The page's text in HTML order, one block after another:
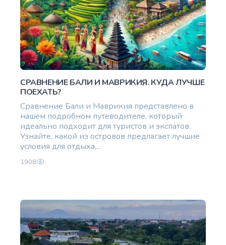
СРАВНЕНИЕ БАЛИ И МАВРИКИЯ. КУДА ЛУЧШЕ
ПОЕХАТЬ?
Сравнение Бали и Маврикия представлено в
нашем подробном путеводителе, который
идеально подходит для туристов и экспатов.
Узнайте, какой из островов предлагает лучшие
условия для отдыха,...
1908